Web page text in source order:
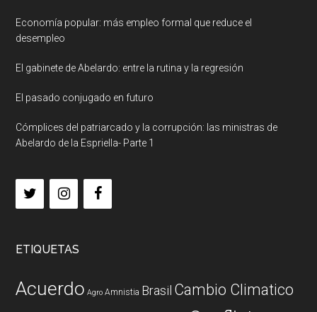
Economía popular: más empleo formal que reduce el
desempleo
El gabinete de Abelardo: entre la rutina y la regresión
El pasado conjugado en futuro
Cómplices del patriarcado y la corrupción: las ministras de
Abelardo de la Espriella- Parte 1
ETIQUETAS
Acuerdo Agro Amnistia Brasil Cambio Climatico